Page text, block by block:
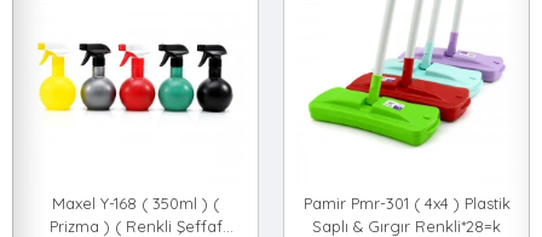
Maxel Y-168 ( 350ml ) (
Prizma ) ( Renkli Şeffaf
Pamir Pmr-301 ( 4x4 ) Plastik
Saplı & Gırgır Renkli*28=k